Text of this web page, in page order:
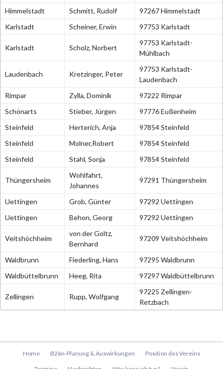
Himmelstadt
Schmitt, Rudolf
97267 Himmelstadt
Karlstadt
Scheiner, Erwin 97753 Karlstadt
Karlstadt Scholz, Norbert
97753 Karlstadt-
Mühlbach
Laudenbach Kretzinger, Peter
97753 Karlstadt-
Laudenbach
Rimpar
Zylla, Dominik
97222 Rimpar
Schönarts
Stieber, Jürgen
97776 Eußenheim
Steinfeld
Herterich, Anja
97854 Steinfeld
Steinfeld
Molner,Robert
97854 Steinfeld
Steinfeld
Stahl, Sonja 97854 Steinfeld
Thüngersheim
Wohlfahrt,
Johannes
97291 Thüngersheim
Uettingen Grob, Günter
97292 Uettingen
Uettingen
Behon, Georg 97292 Uettingen
Veitshöchheim
von der Goltz,
Bernhard
97209 Veitshöchheim
Waldbrunn Fiederling, Hans
97295 Waldbrunn
Waldbüttelbrunn
Heeg, Rita 97297 Waldbüttelbrunn
Zellingen Rupp, Wolfgang
97225 Zellingen-
Retzbach
Home B26n-Planung & Auswirkungen Position des Vereins